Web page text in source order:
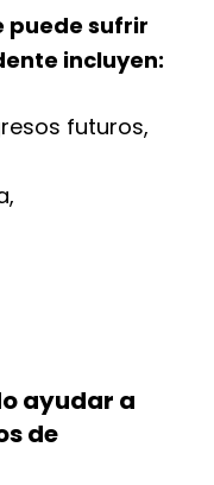
puede sufrir
incluyen:
futuros,
ayudar a
de